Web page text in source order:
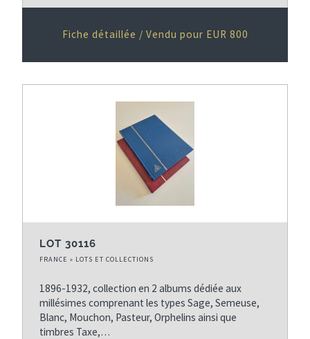
Fiche détaillée / Vendu pour EUR 800
LOT 30116
FRANCE » LOTS ET COLLECTIONS
1896-1932, collection en 2 albums dédiée aux
millésimes comprenant les types Sage, Semeuse,
Blanc, Mouchon, Pasteur, Orphelins ainsi que
timbres Taxe,…